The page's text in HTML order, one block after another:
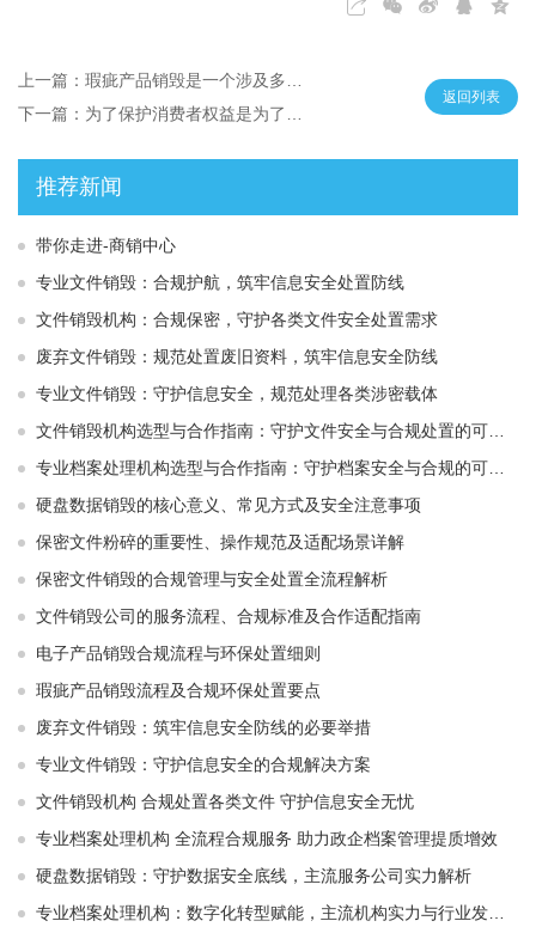
返回列表
推荐新闻
带你走进-商销中心
专业文件销毁：合规护航，筑牢信息安全处置防线
文件销毁机构：合规保密，守护各类文件安全处置需求
废弃文件销毁：规范处置废旧资料，筑牢信息安全防线
专业文件销毁：守护信息安全，规范处理各类涉密载体
文件销毁机构选型与合作指南：守护文件安全与合规处置的可靠选择
专业档案处理机构选型与合作指南：守护档案安全与合规的可靠伙伴
硬盘数据销毁的核心意义、常见方式及安全注意事项
保密文件粉碎的重要性、操作规范及适配场景详解
保密文件销毁的合规管理与安全处置全流程解析
文件销毁公司的服务流程、合规标准及合作适配指南
电子产品销毁合规流程与环保处置细则
瑕疵产品销毁流程及合规环保处置要点
废弃文件销毁：筑牢信息安全防线的必要举措
专业文件销毁：守护信息安全的合规解决方案
文件销毁机构 合规处置各类文件 守护信息安全无忧
专业档案处理机构 全流程合规服务 助力政企档案管理提质增效
硬盘数据销毁：守护数据安全底线，主流服务公司实力解析
专业档案处理机构：数字化转型赋能，主流机构实力与行业发展解析